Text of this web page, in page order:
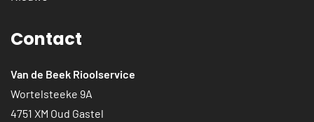
Contact
Van de Beek Rioolservice
Wortelsteeke 9A
4751 XM Oud Gastel